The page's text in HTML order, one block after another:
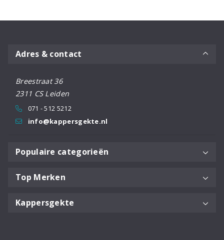
Adres & contact
Breestraat 36
2311 CS Leiden
071 - 512 5212
info@kappersgekte.nl
Populaire categorieën
Top Merken
Kappersgekte